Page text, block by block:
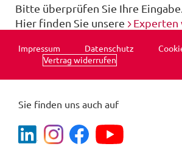
Bitte überprüfen Sie Ihre
Hier finden Sie unsere
Experten
Impressum Datenschutz
Vertrag widerrufen
Sie finden uns auch auf